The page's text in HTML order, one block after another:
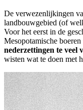
De verwezenlijkingen
landbouwgebied (of
Voor het eerst in de
Mesopotamische boeren
nederzettingen te veel
wisten wat te doen met